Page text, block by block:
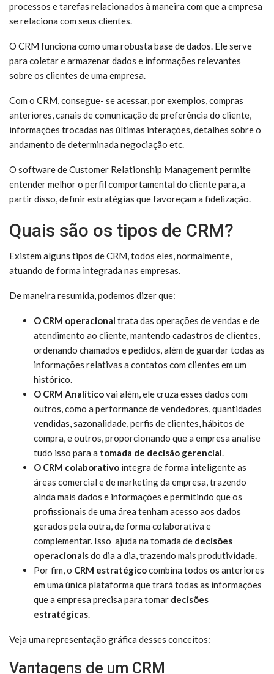
processos e tarefas relacionados à maneira com que a empresa
se relaciona com seus clientes.
O CRM funciona como uma robusta base de dados. Ele serve
para coletar e armazenar dados e informações relevantes
sobre os clientes de uma empresa.
Com o CRM, consegue- se acessar, por exemplos, compras
anteriores, canais de comunicação de preferência do cliente,
informações trocadas nas últimas interações, detalhes sobre o
andamento de determinada negociação etc.
O software de Customer Relationship Management permite
entender melhor o perfil comportamental do cliente para, a
partir disso, definir estratégias que favoreçam a fidelização.
Quais são os tipos de CRM?
Existem alguns tipos de CRM, todos eles, normalmente,
atuando de forma integrada nas empresas.
De maneira resumida, podemos dizer que:
O CRM operacional trata das operações de vendas e de
atendimento ao cliente, mantendo cadastros de clientes,
ordenando chamados e pedidos, além de guardar todas as
informações relativas a contatos com clientes em um
histórico.
O CRM Analíticovai além, ele cruza esses dados com
outros, como a performance de vendedores, quantidades
vendidas, sazonalidade, perfis de clientes, hábitos de
compra, e outros, proporcionando que a empresa analise
tudo isso para a tomada de decisão gerencial.
O CRM colaborativo integra de forma inteligente as
áreas comercial e de marketing da empresa, trazendo
ainda mais dados e informações e permitindo que os
profissionais de uma área tenham acesso aos dados
gerados pela outra, de forma colaborativa e
complementar. Isso ajuda na tomada de decisões
operacionaisdo dia a dia, trazendo mais produtividade.
Por fim, o CRM estratégicocombina todos os anteriores
em uma única plataforma que trará todas as informações
que a empresa precisa para tomar decisões
estratégicas.
Veja uma representação gráfica desses conceitos:
Vantagens de um CRM